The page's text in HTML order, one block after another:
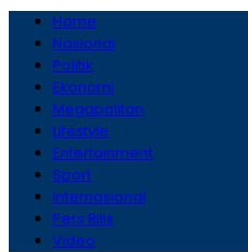
Home
Nasional
Politik
Ekonomi
Megapolitan
Lifestyle
Entertainment
Sport
Internasional
Pers Rilis
Video